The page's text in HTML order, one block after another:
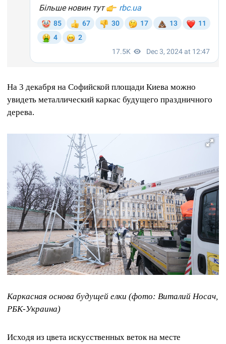
На 3 декабря на Софийской площади Киева можно
увидеть металлический каркас будущего праздничного
дерева.
Каркасная основа будущей елки (фото: Виталий Носач,
РБК-Украина)
Исходя из цвета искусственных веток на месте